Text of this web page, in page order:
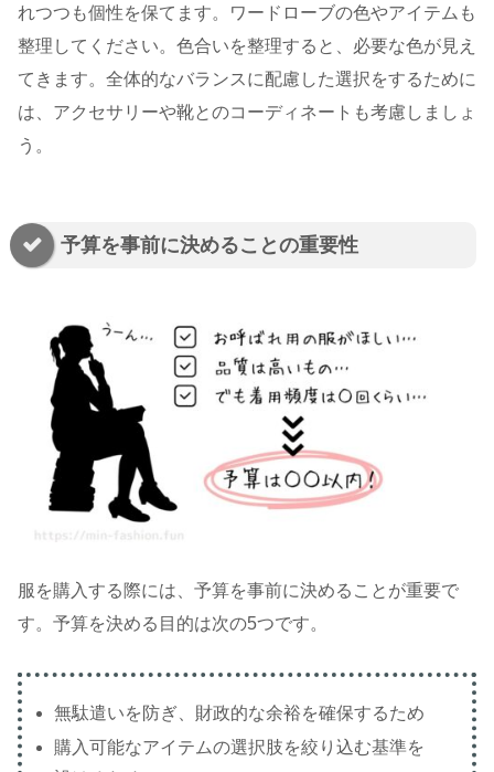
れつつも個性を保てます。ワードローブの色やアイテムも
整理してください。色合いを整理すると、必要な色が見え
てきます。全体的なバランスに配慮した選択をするために
は、アクセサリーや靴とのコーディネートも考慮しましょ
う。
予算を事前に決めることの重要性
服を購入する際には、 予算を事前に決めることが重要で
す。予算を決める目的は次の5つです。
無駄遣いを防ぎ、財政的な余裕を確保するため
購入可能なアイテムの選択肢を絞り込む基準を